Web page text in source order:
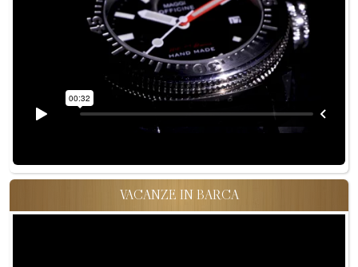
VACANZE IN BARCA